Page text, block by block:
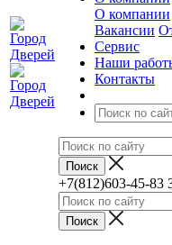
О компании
Вакансии
Сервис
Наши
Контакты
+7(812)603-45-83